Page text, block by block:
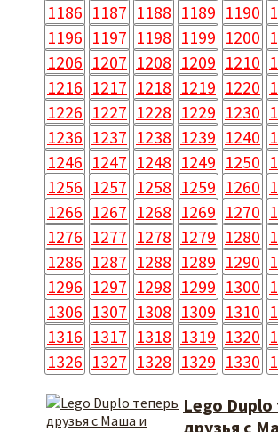
1186 1187 1188 1189 1190
1196 1197 1198 1199 1200
1206 1207 1208 1209 1210
1216 1217 1218 1219 1220
1226 1227 1228 1229 1230
1236 1237 1238 1239 1240
1246 1247 1248 1249 1250
1256 1257 1258 1259 1260
1266 1267 1268 1269 1270
1276 1277 1278 1279 1280
1286 1287 1288 1289 1290
1296 1297 1298 1299 1300
1306 1307 1308 1309 1310
1316 1317 1318 1319 1320
1326 1327 1328 1329 1330
Lego Duplo
друзья с